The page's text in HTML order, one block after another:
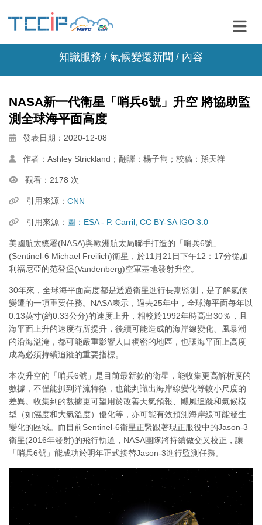
知識服務 / 氣候變遷新聞 / 內容
NASA新一代衛星「哨兵6號」升空 將協助監
測全球海平面高度
發表日期：2020-12-08
作者：Ashley Strickland；翻譯：楊子雋；校稿：孫天祥
觀看：2178 次
引用來源： CNN
引用來源： 圖：ESA - P. Carril, CC BY-SA IGO 3.0
美國航太總署(NASA)與歐洲航太局聯手打造的「哨兵6號」
(Sentinel-6 Michael Freilich)衛星，於11月21日下午12：17分從加
利福尼亞的范登堡(Vandenberg)空軍基地發射升空。
30年來，全球海平面高度都是透過衛星進行長期監測，是了解氣候
變遷的一項重要任務。NASA表示，過去25年中，全球海平面每年以
0.13英寸(約0.33公分)的速度上升，相較於1992年時高出30％，且
海平面上升的速度有所提升，後續可能造成的海岸線變化、風暴潮
的沿海溢淹，都可能嚴重影響人口稠密的地區，也讓海平面上高度
成為必須持續追蹤的重要指標。
本次升空的「哨兵6號」是目前最新款的衛星，能收集更高解析度的
數據，不僅能抓到洋流特徵，也能判識出海岸線變化等較小尺度的
差異。收集到的數據更可望用於改善天氣預報、颶風追蹤和氣候模
型（如濕度和大氣溫度）優化等，亦可能有效預測海岸線可能發生
變化的區域。而目前Sentinel-6衛星正緊跟著現正服役中的Jason-3
衛星(2016年發射)的飛行軌道，NASA團隊將持續做交叉校正，讓
「哨兵6號」能成功於明年正式接替Jason-3進行監測任務。